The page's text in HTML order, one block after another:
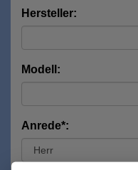
Hersteller:
Modell:
Anrede*: